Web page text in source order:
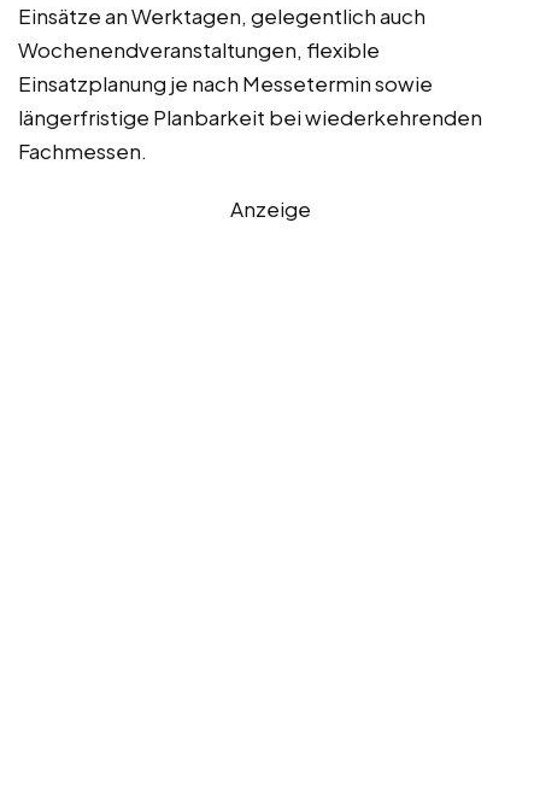
Einsätze an Werktagen, gelegentlich auch
Wochenendveranstaltungen, flexible
Einsatzplanung je nach Messetermin sowie
längerfristige Planbarkeit bei wiederkehrenden
Fachmessen.
Anzeige